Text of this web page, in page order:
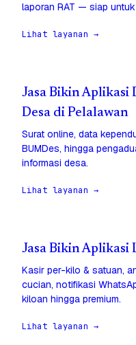
laporan RAT — siap
Lihat layanan →
Jasa Bikin Aplikasi
Desa di Pelalawan
Surat online, data
BUMDes, hingga
informasi desa.
Lihat layanan →
Jasa Bikin Aplikasi
Kasir per-kilo & satuan,
cucian, notifikasi
kiloan hingga premium.
Lihat layanan →